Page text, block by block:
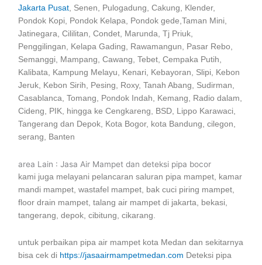
Jakarta Pusat , Senen, Pulogadung, Cakung, Klender,
Pondok Kopi, Pondok Kelapa, Pondok gede,Taman Mini,
Jatinegara, Cililitan, Condet, Marunda, Tj Priuk,
Penggilingan, Kelapa Gading, Rawamangun, Pasar Rebo,
Semanggi, Mampang, Cawang, Tebet, Cempaka Putih,
Kalibata, Kampung Melayu, Kenari, Kebayoran, Slipi, Kebon
Jeruk, Kebon Sirih, Pesing, Roxy, Tanah Abang, Sudirman,
Casablanca, Tomang, Pondok Indah, Kemang, Radio dalam,
Cideng, PIK, hingga ke Cengkareng, BSD, Lippo Karawaci,
Tangerang dan Depok, Kota Bogor, kota Bandung, cilegon,
serang, Banten
area Lain : Jasa Air Mampet dan deteksi pipa bocor
kami juga melayani pelancaran saluran pipa mampet, kamar
mandi mampet, wastafel mampet, bak cuci piring mampet,
floor drain mampet, talang air mampet di jakarta, bekasi,
tangerang, depok, cibitung, cikarang.
untuk perbaikan pipa air mampet kota Medan dan sekitarnya
bisa cek di https://jasaairmampetmedan.com Deteksi pipa